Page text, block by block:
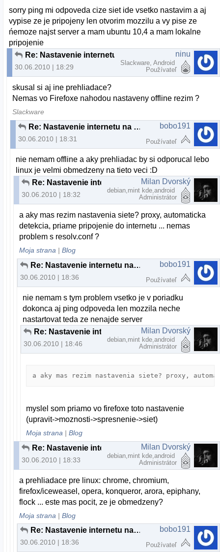
sorry ping mi odpoveda cize siet ide vsetko nastavim a aj
vypise ze je pripojeny len otvorim mozzilu a vy pise ze
ńemoze najst server a mam ubuntu 10,4 a mam lokalne
pripojenie
30.06.2010 | 18:29
ninu
Slackware, Android
Používateľ
skusal si aj ine prehliadace?
Nemas vo Firefoxe nahodou nastaveny offline rezim ?
Slackware
Re: Nastavenie internetu na Ubuntu 10,4
30.06.2010 | 18:31
bobo191
Používateľ
nie nemam offline a aky prehliadac by si odporucal lebo
linux je velmi obmedzeny na tieto veci :D
30.06.2010 | 18:32
Milan Dvorský
debian,mint kde,android
Administrátor
a aky mas rezim nastavenia siete? proxy, automaticka
detekcia, priame pripojenie do internetu ... nemas
problem s resolv.conf ?
Moja strana |Blog
Re: Nastavenie internetu na Ubuntu 10,4
30.06.2010 | 18:36
bobo191
Používateľ
nie nemam s tym problem vsetko je v poriadku
dokonca aj ping odpoveda len mozzila neche
nastartovat teda ze nenajde server
30.06.2010 | 18:46
Milan Dvorský
debian,mint kde,android
Administrátor
a aky mas rezim nastavenia siete? proxy,
myslel som priamo vo firefoxe toto nastavenie
(upravit->moznosti->spresnenie->siet)
Moja strana |Blog
30.06.2010 | 18:33
Milan Dvorský
debian,mint kde,android
Administrátor
a prehliadace pre linux: chrome, chromium,
firefox/iceweasel, opera, konqueror, arora, epiphany,
flock ... este mas pocit, ze je obmedzeny?
Moja strana |Blog
Re: Nastavenie internetu na Ubuntu 10,4
30.06.2010 | 18:36
bobo191
Používateľ